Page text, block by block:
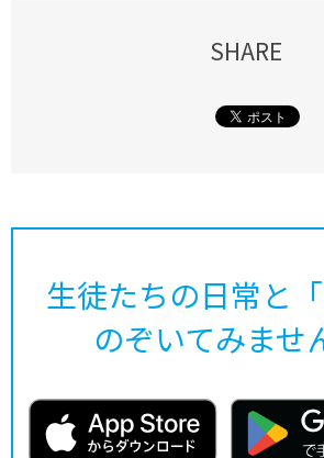
SHARE
生徒たちの日常と
のぞいてみませ